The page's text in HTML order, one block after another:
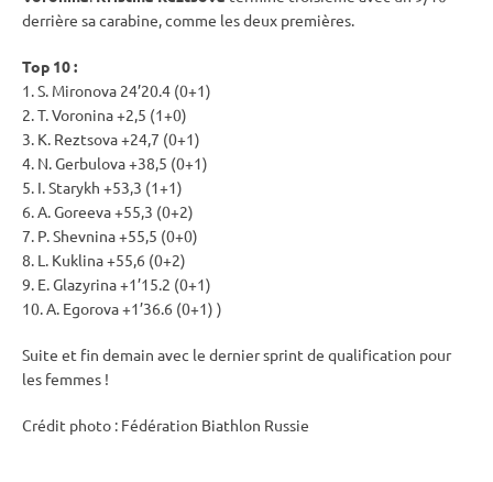
derrière sacarabine, comme les deux premières.
Top 10 :
1. S. Mironova 24’20.4 (0+1)
2. T. Voronina +2,5 (1+0)
3. K. Reztsova +24,7 (0+1)
4. N. Gerbulova +38,5 (0+1)
5. I. Starykh +53,3 (1+1)
6. A. Goreeva +55,3 (0+2)
7. P. Shevnina +55,5 (0+0)
8. L. Kuklina +55,6 (0+2)
9. E. Glazyrina +1’15.2 (0+1)
10. A. Egorova +1’36.6 (0+1) )
Suite et fin demain avec le derniersprint de qualification pour
les femmes !
Crédit photo : Fédération Biathlon Russie